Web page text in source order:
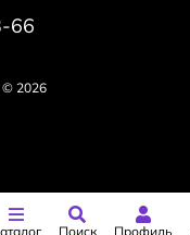
© 2026
66
Поиск Профиль